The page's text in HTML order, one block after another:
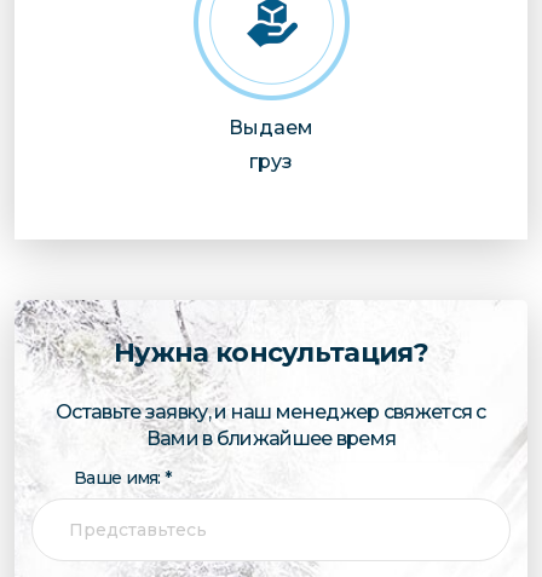
Выдаем
груз
Нужна консультация?
Оставьте заявку, и наш менеджер свяжется с
Вами в ближайшее время
Ваше имя: *